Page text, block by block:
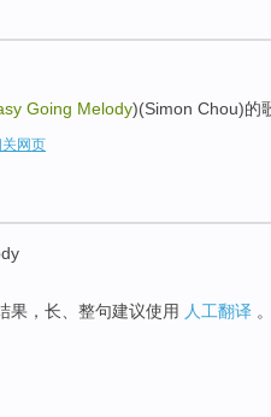
Going Melody)(Simon Chou)的
网页
果，长、整句建议使用 人工翻译